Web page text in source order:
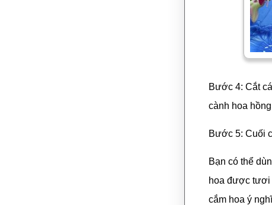
Bước 4: Cắt
cành hoa
Bước 5: Cuối
Bạn có thể
hoa được tươi
cắm hoa ý